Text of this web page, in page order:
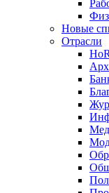
Новые
Отрасли